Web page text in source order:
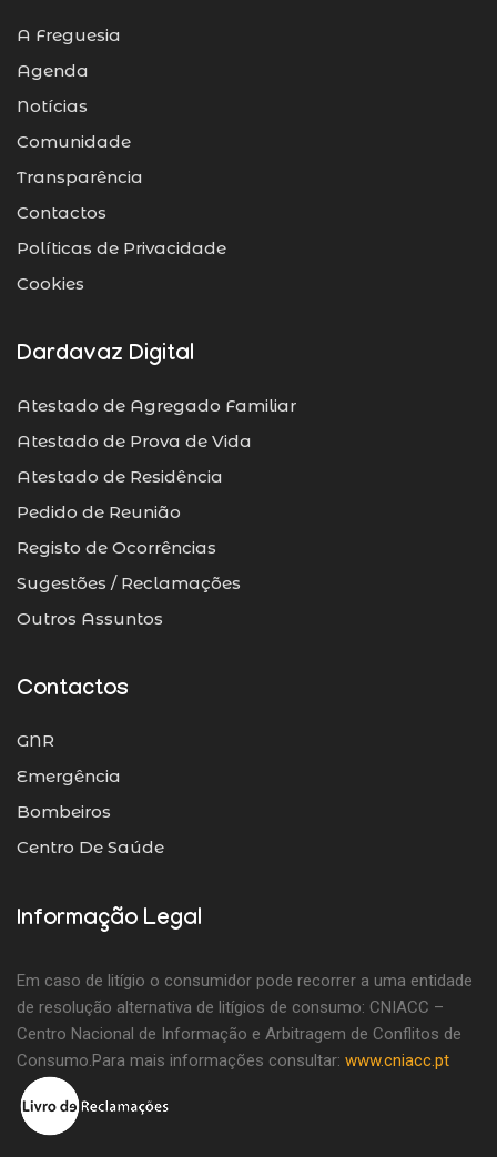
A Freguesia
Agenda
Notícias
Comunidade
Transparência
Contactos
Políticas de Privacidade
Cookies
Dardavaz Digital
Atestado de Agregado Familiar
Atestado de Prova de Vida
Atestado de Residência
Pedido de Reunião
Registo de Ocorrências
Sugestões / Reclamações
Outros Assuntos
Contactos
GNR
Emergência
Bombeiros
Centro De Saúde
Informação Legal
Em caso de litígio o consumidor pode recorrer a uma entidade
de resolução alternativa de litígios de consumo: CNIACC –
Centro Nacional de Informação e Arbitragem de Conflitos de
Consumo.Para mais informações consultar: www.cniacc.pt